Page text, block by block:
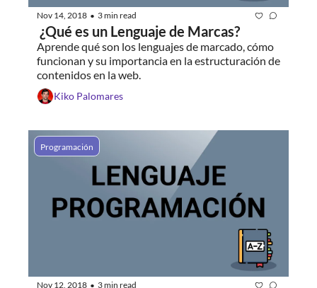
Nov 14, 2018 • 3 min read
¿Qué es un Lenguaje de Marcas?
Aprende qué son los lenguajes de marcado, cómo
funcionan y su importancia en la estructuración de
contenidos en la web.
Kiko Palomares
Programación
Nov 12, 2018 • 3 min read